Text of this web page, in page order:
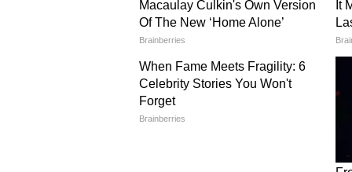
जिससे घर के अंदर नमी कम पहुंचती है।
इसे भी पढ़ें-
Switch Board
ही दीवार पर टिक जाएंगी सबकी नजर
4